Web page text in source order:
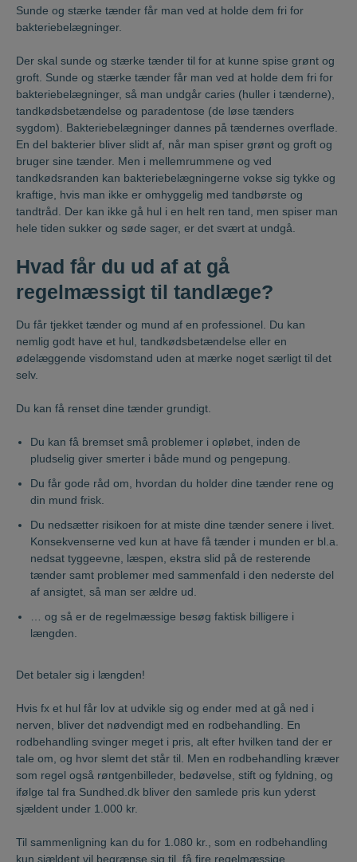
Sunde og stærke tænder får man ved at holde dem fri for
bakteriebelægninger.
Der skal sunde og stærke tænder til for at kunne spise grønt og
groft. Sunde og stærke tænder får man ved at holde dem fri for
bakteriebelægninger, så man undgår caries (huller i tænderne),
tandkødsbetændelse og paradentose (de løse tænders
sygdom). Bakteriebelægninger dannes på tændernes overflade.
En del bakterier bliver slidt af, når man spiser grønt og groft og
bruger sine tænder. Men i mellemrummene og ved
tandkødsranden kan bakteriebelægningerne vokse sig tykke og
kraftige, hvis man ikke er omhyggelig med tandbørste og
tandtråd. Der kan ikke gå hul i en helt ren tand, men spiser man
hele tiden sukker og søde sager, er det svært at undgå.
Hvad får du ud af at gå
regelmæssigt til tandlæge?
Du får tjekket tænder og mund af en professionel. Du kan
nemlig godt have et hul, tandkødsbetændelse eller en
ødelæggende visdomstand uden at mærke noget særligt til det
selv.
Du kan få renset dine tænder grundigt.
Du kan få bremset små problemer i opløbet, inden de
pludselig giver smerter i både mund og pengepung.
Du får gode råd om, hvordan du holder dine tænder rene og
din mund frisk.
Du nedsætter risikoen for at miste dine tænder senere i livet.
Konsekvenserne ved kun at have få tænder i munden er bl.a.
nedsat tyggeevne, læspen, ekstra slid på de resterende
tænder samt problemer med sammenfald i den nederste del
af ansigtet, så man ser ældre ud.
… og så er de regelmæssige besøg faktisk billigere i
længden.
Det betaler sig i længden!
Hvis fx et hul får lov at udvikle sig og ender med at gå ned i
nerven, bliver det nødvendigt med en rodbehandling. En
rodbehandling svinger meget i pris, alt efter hvilken tand der er
tale om, og hvor slemt det står til. Men en rodbehandling kræver
som regel også røntgenbilleder, bedøvelse, stift og fyldning, og
ifølge tal fra Sundhed.dk bliver den samlede pris kun yderst
sjældent under 1.000 kr.
Til sammenligning kan du for 1.080 kr., som en rodbehandling
kun sjældent vil begrænse sig til, få fire regelmæssige